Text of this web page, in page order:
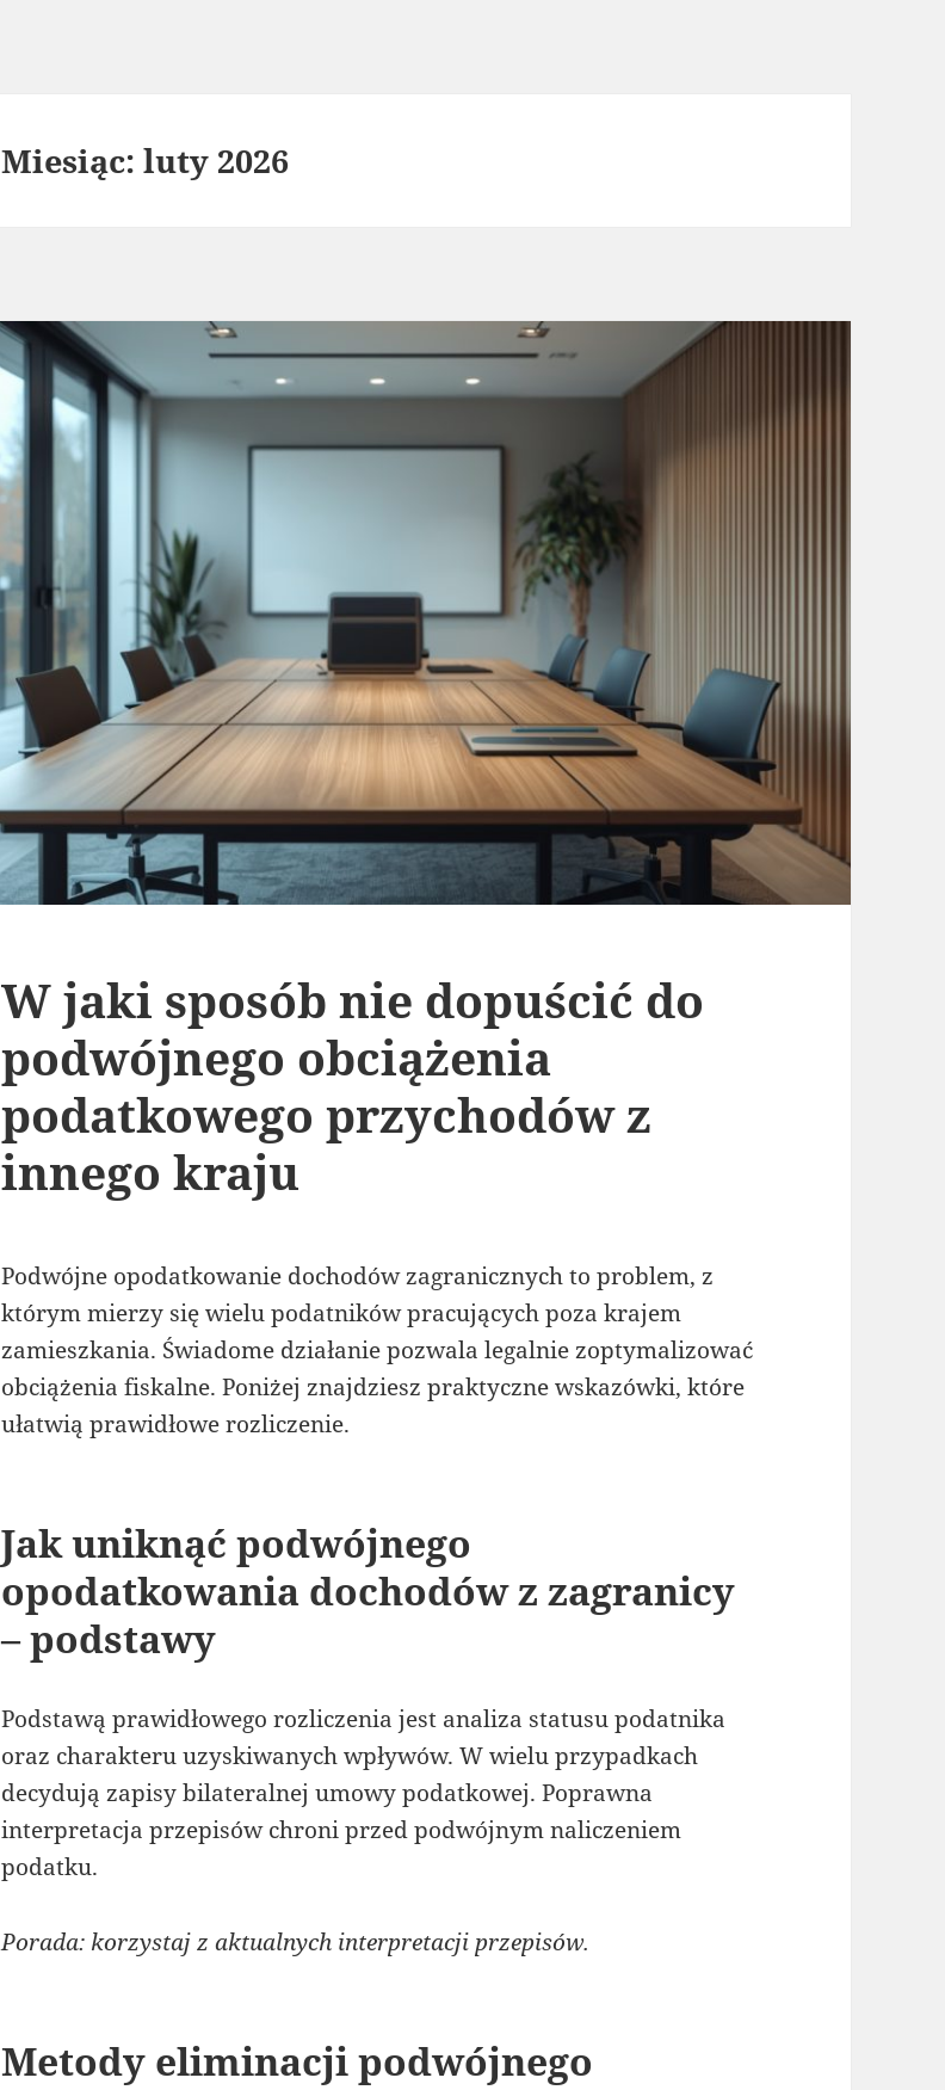
Miesiąc:luty 2026
W jaki sposób nie dopuścić do
podwójnego obciążenia
podatkowego przychodów z
innego kraju
Podwójne opodatkowanie dochodów zagranicznych to problem, z
którym mierzy się wielu podatników pracujących poza krajem
zamieszkania. Świadome działanie pozwala legalnie zoptymalizować
obciążenia fiskalne. Poniżej znajdziesz praktyczne wskazówki, które
ułatwią prawidłowe rozliczenie.
Jak uniknąć podwójnego
opodatkowania dochodów z zagranicy
– podstawy
Podstawą prawidłowego rozliczenia jest analiza statusu podatnika
oraz charakteru uzyskiwanych wpływów. W wielu przypadkach
decydują zapisy bilateralnej umowy podatkowej. Poprawna
interpretacja przepisów chroni przed podwójnym naliczeniem
podatku.
Porada: korzystaj z aktualnych interpretacji przepisów.
Metody eliminacji podwójnego